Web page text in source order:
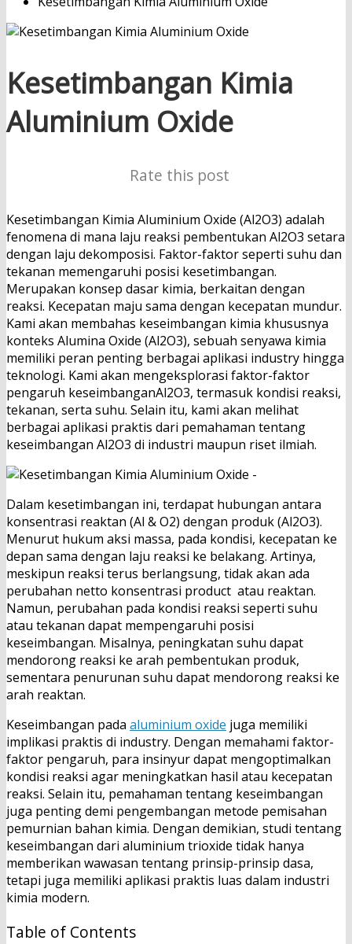
Kesetimbangan Kimia
Aluminium Oxide
Rate this post
Kesetimbangan Kimia Aluminium Oxide (Al2O3) adalah
fenomena di mana laju reaksi pembentukan Al2O3 setara
dengan laju dekomposisi. Faktor-faktor seperti suhu dan
tekanan memengaruhi posisi kesetimbangan.
Merupakan konsep dasar kimia, berkaitan dengan
reaksi. Kecepatan maju sama dengan kecepatan mundur.
Kami akan membahas keseimbangan kimia khususnya
konteks Alumina Oxide (Al2O3), sebuah senyawa kimia
memiliki peran penting berbagai aplikasi industry hingga
teknologi. Kami akan mengeksplorasi faktor-faktor
pengaruh keseimbanganAl2O3, termasuk kondisi reaksi,
tekanan, serta suhu. Selain itu, kami akan melihat
berbagai aplikasi praktis dari pemahaman tentang
keseimbangan Al2O3 di industri maupun riset ilmiah.
Dalam kesetimbangan ini, terdapat hubungan antara
konsentrasi reaktan (Al & O2) dengan produk (Al2O3).
Menurut hukum aksi massa, pada kondisi, kecepatan ke
depan sama dengan laju reaksi ke belakang. Artinya,
meskipun reaksi terus berlangsung, tidak akan ada
perubahan netto konsentrasi product atau reaktan.
Namun, perubahan pada kondisi reaksi seperti suhu
atau tekanan dapat mempengaruhi posisi
keseimbangan. Misalnya, peningkatan suhu dapat
mendorong reaksi ke arah pembentukan produk,
sementara penurunan suhu dapat mendorong reaksi ke
arah reaktan.
Keseimbangan pada aluminium oxide juga memiliki
implikasi praktis di industry. Dengan memahami faktor-
faktor pengaruh, para insinyur dapat mengoptimalkan
kondisi reaksi agar meningkatkan hasil atau kecepatan
reaksi. Selain itu, pemahaman tentang keseimbangan
juga penting demi pengembangan metode pemisahan
pemurnian bahan kimia. Dengan demikian, studi tentang
keseimbangan dari aluminium trioxide tidak hanya
memberikan wawasan tentang prinsip-prinsip dasa,
tetapi juga memiliki aplikasi praktis luas dalam industri
kimia modern.
Table of Contents